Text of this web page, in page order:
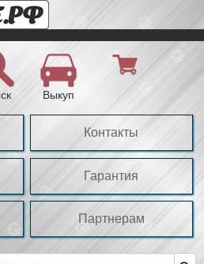
Выкуп
Контакты
Гарантия
Партнерам